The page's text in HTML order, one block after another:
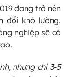
đang trở nên
đổi khó lường.
nghiệp sẽ có
nhưng chỉ 3-5